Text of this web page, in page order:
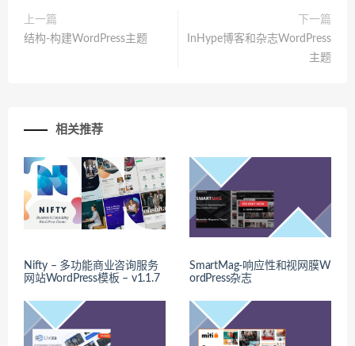
上一篇
结构-构建WordPress主题
下一篇
InHype博客和杂志WordPress
主题
相关推荐
Nifty – 多功能商业咨询服务
网站WordPress模板 – v1.1.7
SmartMag-响应性和视网膜W
ordPress杂志